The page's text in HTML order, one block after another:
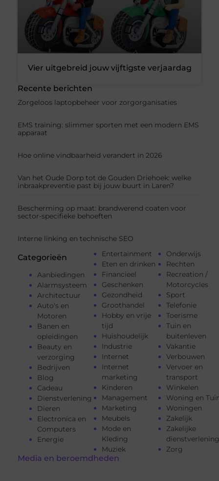
Recente berichten
Zorgeloos laptopbeheer voor zorgorganisaties
EMS training: slimmer sporten met een modern EMS
apparaat
Hoe online vindbaarheid verandert in 2026
Van het Oude Dorp tot de Gouden Driehoek: welke
inbraakpreventie past bij jouw buurt in Laren?
Bescherming op maat: brandwerend coaten voor
sector-specifieke behoeften
Interne linking en technische SEO
Categorieën
Aanbiedingen
Alarmsysteem
Architectuur
Auto's en
Motoren
Banen en
opleidingen
Beauty en
verzorging
Bedrijven
Blog
Cadeau
Dienstverlening
Dieren
Electronica en
Computers
Energie
Entertainment
Eten en drinken
Financieel
Geschenken
Gezondheid
Groothandel
Hobby en vrije
tijd
Huishoudelijk
Industrie
Internet
Internet
marketing
Kinderen
Management
Marketing
Meubels
Mode en
Kleding
Muziek
Onderwijs
Rechten
Recreation /
Motorcycles
Sport
Telefonie
Toerisme
Tuin en
buitenleven
Vakantie
Verbouwen
Vervoer en
transport
Winkelen
Woning en
Woningen
Zakelijk
Zakelijke
Zorg
Media en beroemdheden
Vier uitgebreid jouw vijftigste verjaardag